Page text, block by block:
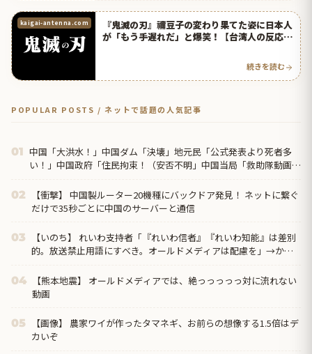
kaigai-antenna.com
『鬼滅の刃』禰豆子の変わり果てた姿に日本人
が「もう手遅れだ」と爆笑！【台湾人の反応】
続きを読む
POPULAR POSTS / ネットで話題の人気記事
01 中国「大洪水！」中国ダム「決壊」地元民「公式発表より死者多
い！」中国政府「住民拘束！（安否不明」中国当局「救助隊動画も
02
【衝撃】 中国製ルーター20機種にバックドア発見！ ネットに繋ぐ
だけで35秒ごとに中国のサーバーと通信
03
【いのち】 れいわ支持者「『れいわ信者』『れいわ知能』は差別
的。放送禁止用語にすべき。オールドメディアは配慮を」→かわ
04
【熊本地震】 オールドメディアでは、絶っっっっっ対に流れない
動画
05
【画像】 農家ワイが作ったタマネギ、お前らの想像する1.5倍はデ
カいぞ